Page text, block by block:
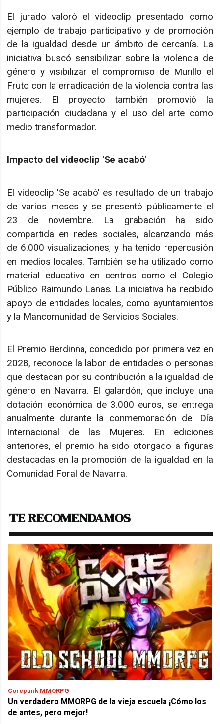
El jurado valoró el videoclip presentado como
ejemplo de trabajo participativo y de promoción
de la igualdad desde un ámbito de cercanía. La
iniciativa buscó sensibilizar sobre la violencia de
género y visibilizar el compromiso de Murillo el
Fruto con la erradicación de la violencia contra las
mujeres. El proyecto también promovió la
participación ciudadana y el uso del arte como
medio transformador.
Impacto del videoclip 'Se acabó'
El videoclip 'Se acabó' es resultado de un trabajo
de varios meses y se presentó públicamente el
23 de noviembre. La grabación ha sido
compartida en redes sociales, alcanzando más
de 6.000 visualizaciones, y ha tenido repercusión
en medios locales. También se ha utilizado como
material educativo en centros como el Colegio
Público Raimundo Lanas. La iniciativa ha recibido
apoyo de entidades locales, como ayuntamientos
y la Mancomunidad de Servicios Sociales.
El Premio Berdinna, concedido por primera vez en
2028, reconoce la labor de entidades o personas
que destacan por su contribución a la igualdad de
género en Navarra. El galardón, que incluye una
dotación económica de 3.000 euros, se entrega
anualmente durante la conmemoración del Día
Internacional de las Mujeres. En ediciones
anteriores, el premio ha sido otorgado a figuras
destacadas en la promoción de la igualdad en la
Comunidad Foral de Navarra.
TE RECOMENDAMOS
Corepunk MMORPG
Un verdadero MMORPG de la vieja escuela ¡Cómo los
de antes, pero mejor!